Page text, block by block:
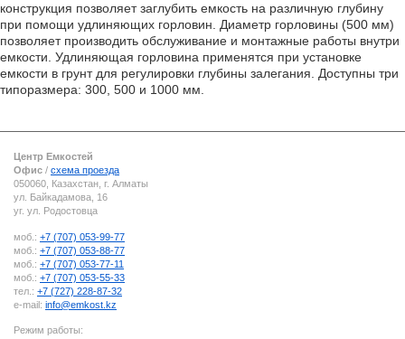
конструкция позволяет заглубить емкость на различную глубину
при помощи удлиняющих горловин. Диаметр горловины (500 мм)
позволяет производить обслуживание и монтажные работы внутри
емкости. Удлиняющая горловина применятся при установке
емкости в грунт для регулировки глубины залегания. Доступны три
типоразмера: 300, 500 и 1000 мм.
Центр Емкостей
Офис / схема проезда
050060, Казахстан, г. Алматы
ул. Байкадамова, 16
уг. ул. Родостовца
моб.: +7 (707) 053-99-77
моб.: +7 (707) 053-88-77
моб.: +7 (707) 053-77-11
моб.: +7 (707) 053-55-33
тел.: +7 (727) 228-87-32
e-mail: info@emkost.kz
Режим работы: